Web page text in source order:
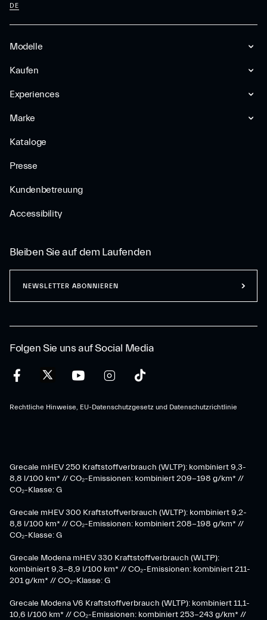
Modelle
Kaufen
Experiences
Marke
Kataloge
Presse
Kundenbetreuung
Accessibility
DE
Folgen Sie uns auf Social Media
Rechtliche Hinweise, EU-Datenschutzgesetz und Datenschutzrichtlinie
Bleiben Sie auf dem Laufenden
NEWSLETTER ABONNIEREN
Grecale mHEV 250 Kraftstoffverbrauch (WLTP): kombiniert 9,3-
8,8 l/100 km* // CO₂-Emissionen: kombiniert 209-198 g/km* ​//
CO₂-Klasse: G
Grecale mHEV 300 Kraftstoffverbrauch (WLTP): kombiniert 9,2-
8,8 l/100 km* // CO₂-Emissionen: kombiniert 208-198 g/km* //
CO₂-Klasse: G
Grecale Modena mHEV 330 Kraftstoffverbrauch (WLTP):
kombiniert 9,3-8,9 l/100 km* // CO₂-Emissionen: kombiniert 211-
201 g/km* // CO₂-Klasse: G
Grecale Modena V6 Kraftstoffverbrauch (WLTP): kombiniert 11,1-
10,6 l/100 km* // CO₂-Emissionen: kombiniert 253-243 g/km* //